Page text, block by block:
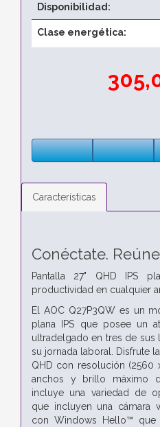
Disponibilidad:
Clase energética:
Características
Conéctate.
Pantalla 27" QHD IPS
productividad en cualquier
El AOC Q27P3QW es un
plana IPS que posee un
ultradelgado en tres de sus
su jornada laboral. Disfrute
QHD con resolución (2560
anchos y brillo máximo
incluye una variedad de
que incluyen una cámara
con Windows Hello™ que